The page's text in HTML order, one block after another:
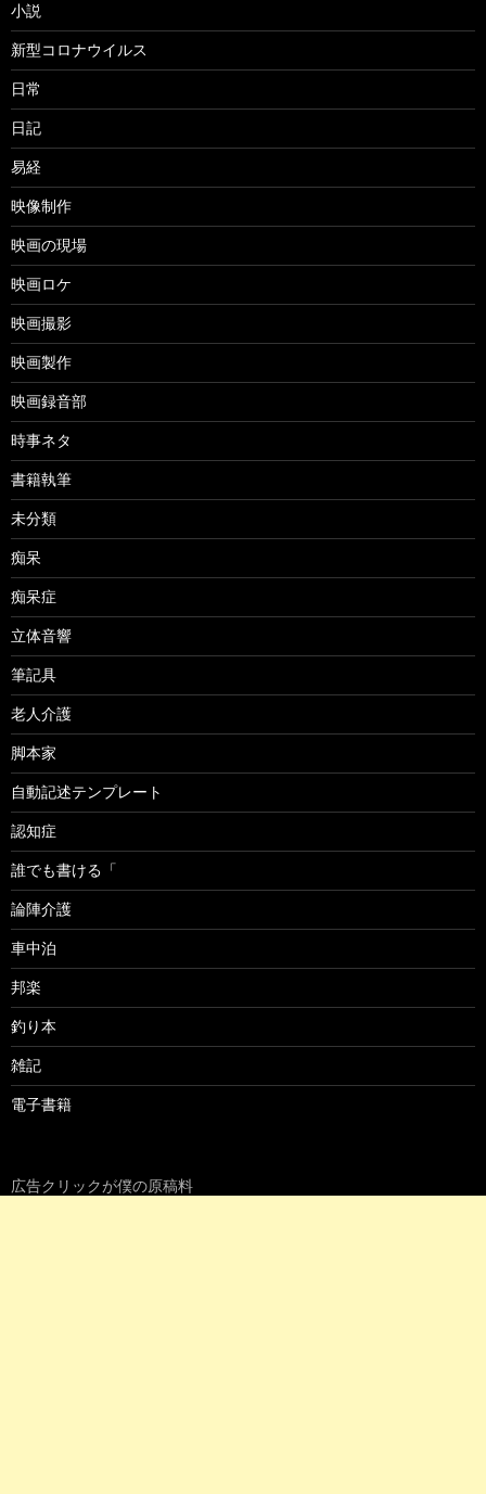
小説
新型コロナウイルス
日常
日記
易経
映像制作
映画の現場
映画ロケ
映画撮影
映画製作
映画録音部
時事ネタ
書籍執筆
未分類
痴呆
痴呆症
立体音響
筆記具
老人介護
脚本家
自動記述テンプレート
認知症
誰でも書ける「
論陣介護
車中泊
邦楽
釣り本
雑記
電子書籍
広告クリックが僕の原稿料